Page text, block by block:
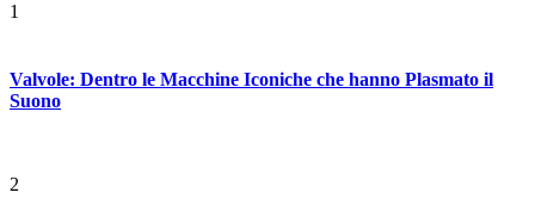
1
Valvole: Dentro le Macchine Iconiche che hanno Plasmato il
Suono
2